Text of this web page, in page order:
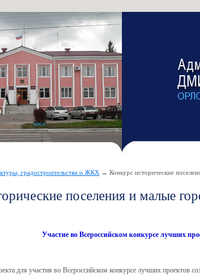
градостроительства и ЖКХ → Конкурс исторические
поселения и малые
Участие во Всероссийском конкурсе лучших
для участия во Всероссийском конкурсе лучших проектов